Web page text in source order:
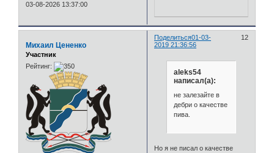
03-08-2026 13:37:00
Поделиться 12
01-03-
2019 21:36:56
Михаил Цененко
Участник
Рейтинг:
aleks54
написал(а):
не залезайте в
дебри о качестве
пива.
Но я не писал о качестве